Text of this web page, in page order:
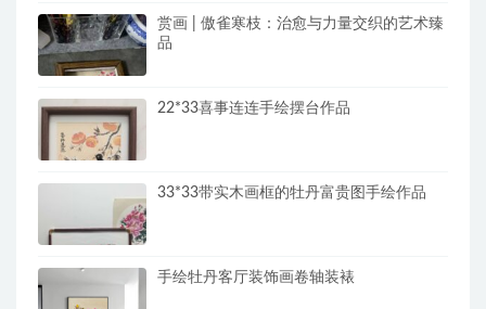
赏画 | 傲雀寒枝：治愈与力量交织的艺术臻
品
22*33喜事连连手绘摆台作品
33*33带实木画框的牡丹富贵图手绘作品
手绘牡丹客厅装饰画卷轴装裱